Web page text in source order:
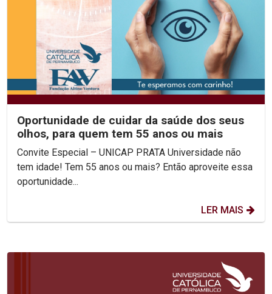
Oportunidade de cuidar da saúde dos seus
olhos, para quem tem 55 anos ou mais
Convite Especial – UNICAP PRATA Universidade não
tem idade! Tem 55 anos ou mais? Então aproveite essa
oportunidade...
LER MAIS